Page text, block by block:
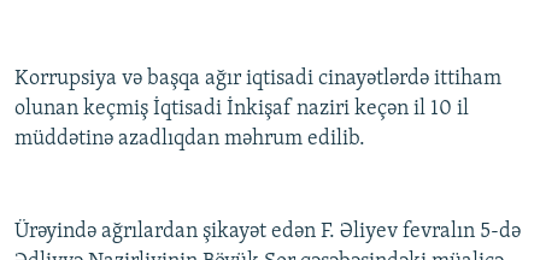
Korrupsiya və başqa ağır iqtisadi cinayətlərdə ittiham
olunan keçmiş İqtisadi İnkişaf naziri keçən il 10 il
müddətinə azadlıqdan məhrum edilib.
Ürəyində ağrılardan şikayət edən F. Əliyev fevralın 5-də